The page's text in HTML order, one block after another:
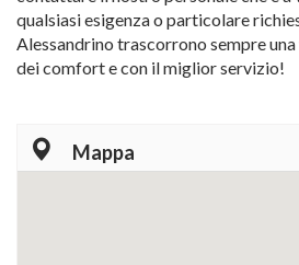
qualsiasi esigenza o particolare
Alessandrino trascorrono sempre
dei comfort e con il miglior servizio!
Mappa